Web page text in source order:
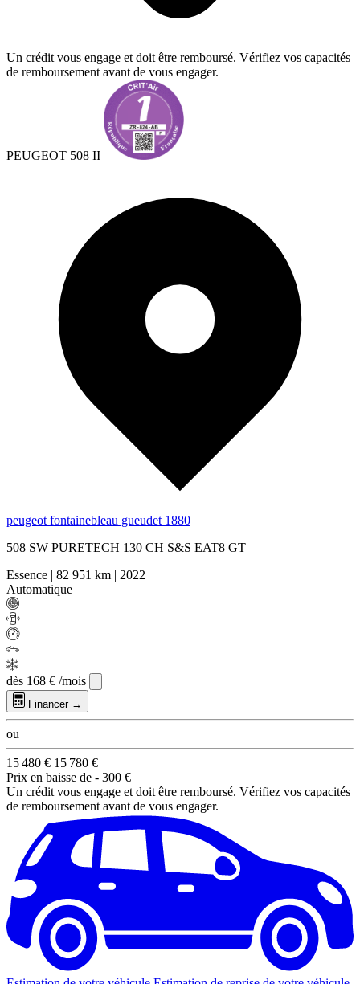
Un crédit vous engage et doit être remboursé. Vérifiez vos capacités
de remboursement avant de vous engager.
PEUGEOT 508 II
peugeot fontainebleau gueudet 1880
508 SW PURETECH 130 CH S&S EAT8 GT
Essence | 82 951 km | 2022
Automatique
dès 168 € /mois
Financer →
ou
15 480 € 15 780 €
Prix en baisse de - 300 €
Un crédit vous engage et doit être remboursé. Vérifiez vos capacités
de remboursement avant de vous engager.